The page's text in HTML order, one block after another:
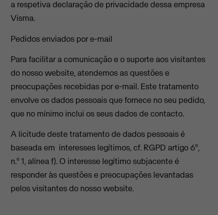
a respetiva declaração de privacidade dessa empresa
Visma.
Pedidos enviados por e-mail
Para facilitar a comunicação e o suporte aos visitantes
do nosso website, atendemos as questões e
preocupações recebidas por e-mail. Este tratamento
envolve os dados pessoais que fornece no seu pedido,
que no mínimo inclui os seus dados de contacto.
A licitude deste tratamento de dados pessoais é
baseada em interesses legítimos, cf. RGPD artigo 6º,
n.º 1, alínea f). O interesse legítimo subjacente é
responder às questões e preocupações levantadas
pelos visitantes do nosso website.